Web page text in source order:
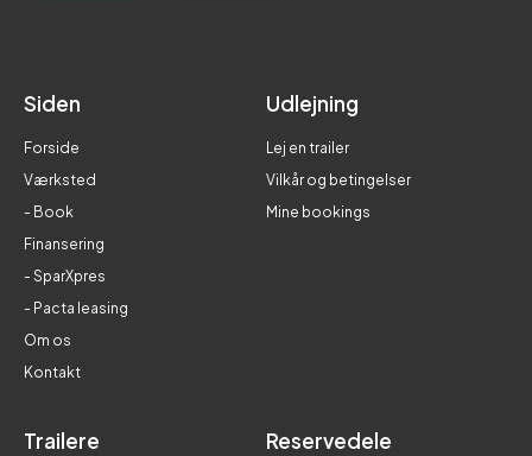
Siden
Forside
Værksted
- Book
Finansering
- SparXpres
- Pacta leasing
Om os
Kontakt
Udlejning
Lej en trailer
Vilkår og betingelser
Mine bookings
Trailere Reservedele